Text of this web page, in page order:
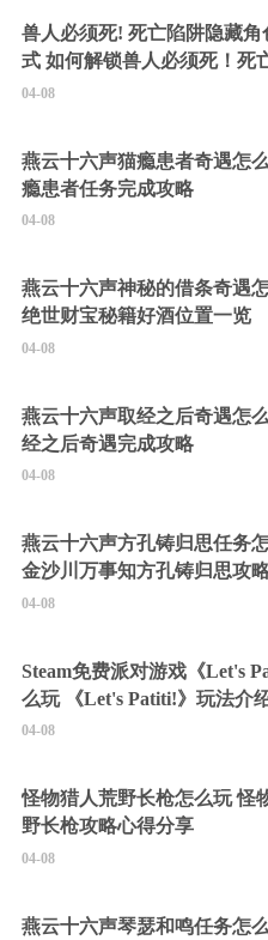
兽人必须死! 死亡陷阱隐藏角
式 如何解锁兽人必须死！死
的隐藏角色
04-08
燕云十六声猫瘾患者奇遇怎
瘾患者任务完成攻略
04-08
燕云十六声神秘的借条奇遇
绝世财宝秘籍好酒位置一览
04-08
燕云十六声取经之后奇遇怎
经之后奇遇完成攻略
04-08
燕云十六声方孔铸归思任务
金沙川万事知方孔铸归思攻
04-08
Steam免费派对游戏《Let's
么玩 《Let's Patiti!》玩法介
04-08
怪物猎人荒野长枪怎么玩 怪
野长枪攻略心得分享
04-08
燕云十六声琴瑟和鸣任务怎